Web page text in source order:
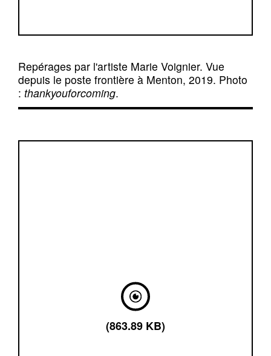
Repérages par l'artiste Marie Voignier. Vue
depuis le poste frontière à Menton, 2019. Photo
: thankyouforcoming.
(863.89 KB)